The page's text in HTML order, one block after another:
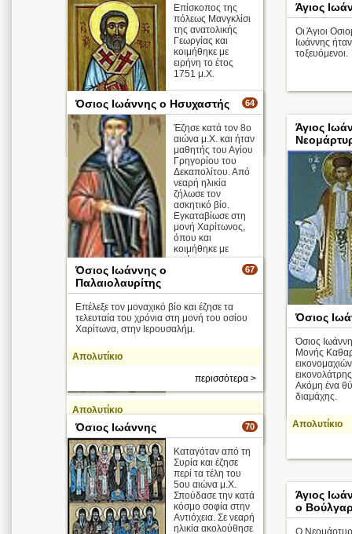
Επίσκοπος της
πόλεως Μανγκλίσι
της ανατολικής
Γεωργίας και
κοιμήθηκε με
ειρήνη το έτος
1751 μ.Χ.
περισσότερα >
Άγιος
Οι Άγιοι
Ιωάννης
τοξευόμενοι.
64
Όσιος Ιωάννης ο Ησυχαστής
Έζησε κατά τον 8ο
αιώνα μ.Χ. και ήταν
μαθητής του Αγίου
Γρηγορίου του
Δεκαπολίτου. Από
νεαρή ηλικία
ζήλωσε τον
ασκητικό βίο.
Εγκαταβίωσε στη
μονή Χαρίτωνος,
όπου και
κοιμήθηκε με
ειρήνη.
Απολυτίκιο
περισσότερα >
Άγιος
Α' (1525 -
Απολυτίκιο
67
Όσιος Ιωάννης ο
Παλαιολαυρίτης
Επέλεξε τον μοναχικό βίο και έζησε τα
τελευταία του χρόνια στη μονή του οσίου
Χαρίτωνα, στην Ιερουσαλήμ.
Απολυτίκιο
περισσότερα >
Όσιος
Όσιος
Μονής
Ακόμη ένα
διαμάχης.
Απολυτίκιο
70
Όσιος Ιωάννης
Καταγόταν από τη
Συρία και έζησε
περί τα τέλη του
5ου αιώνα μ.Χ.
Σπούδασε την κατά
κόσμο σοφία στην
Αντιόχεια. Σε νεαρή
ηλικία ακολούθησε
Άγιος
ο
Ο